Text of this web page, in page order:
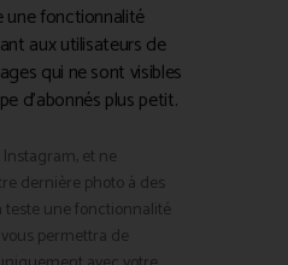
fonctionnalité
aux utilisateurs de
qui ne sont visibles
d’abonnés plus petit.
et ne
dernière photo à des
une fonctionnalité
permettra de